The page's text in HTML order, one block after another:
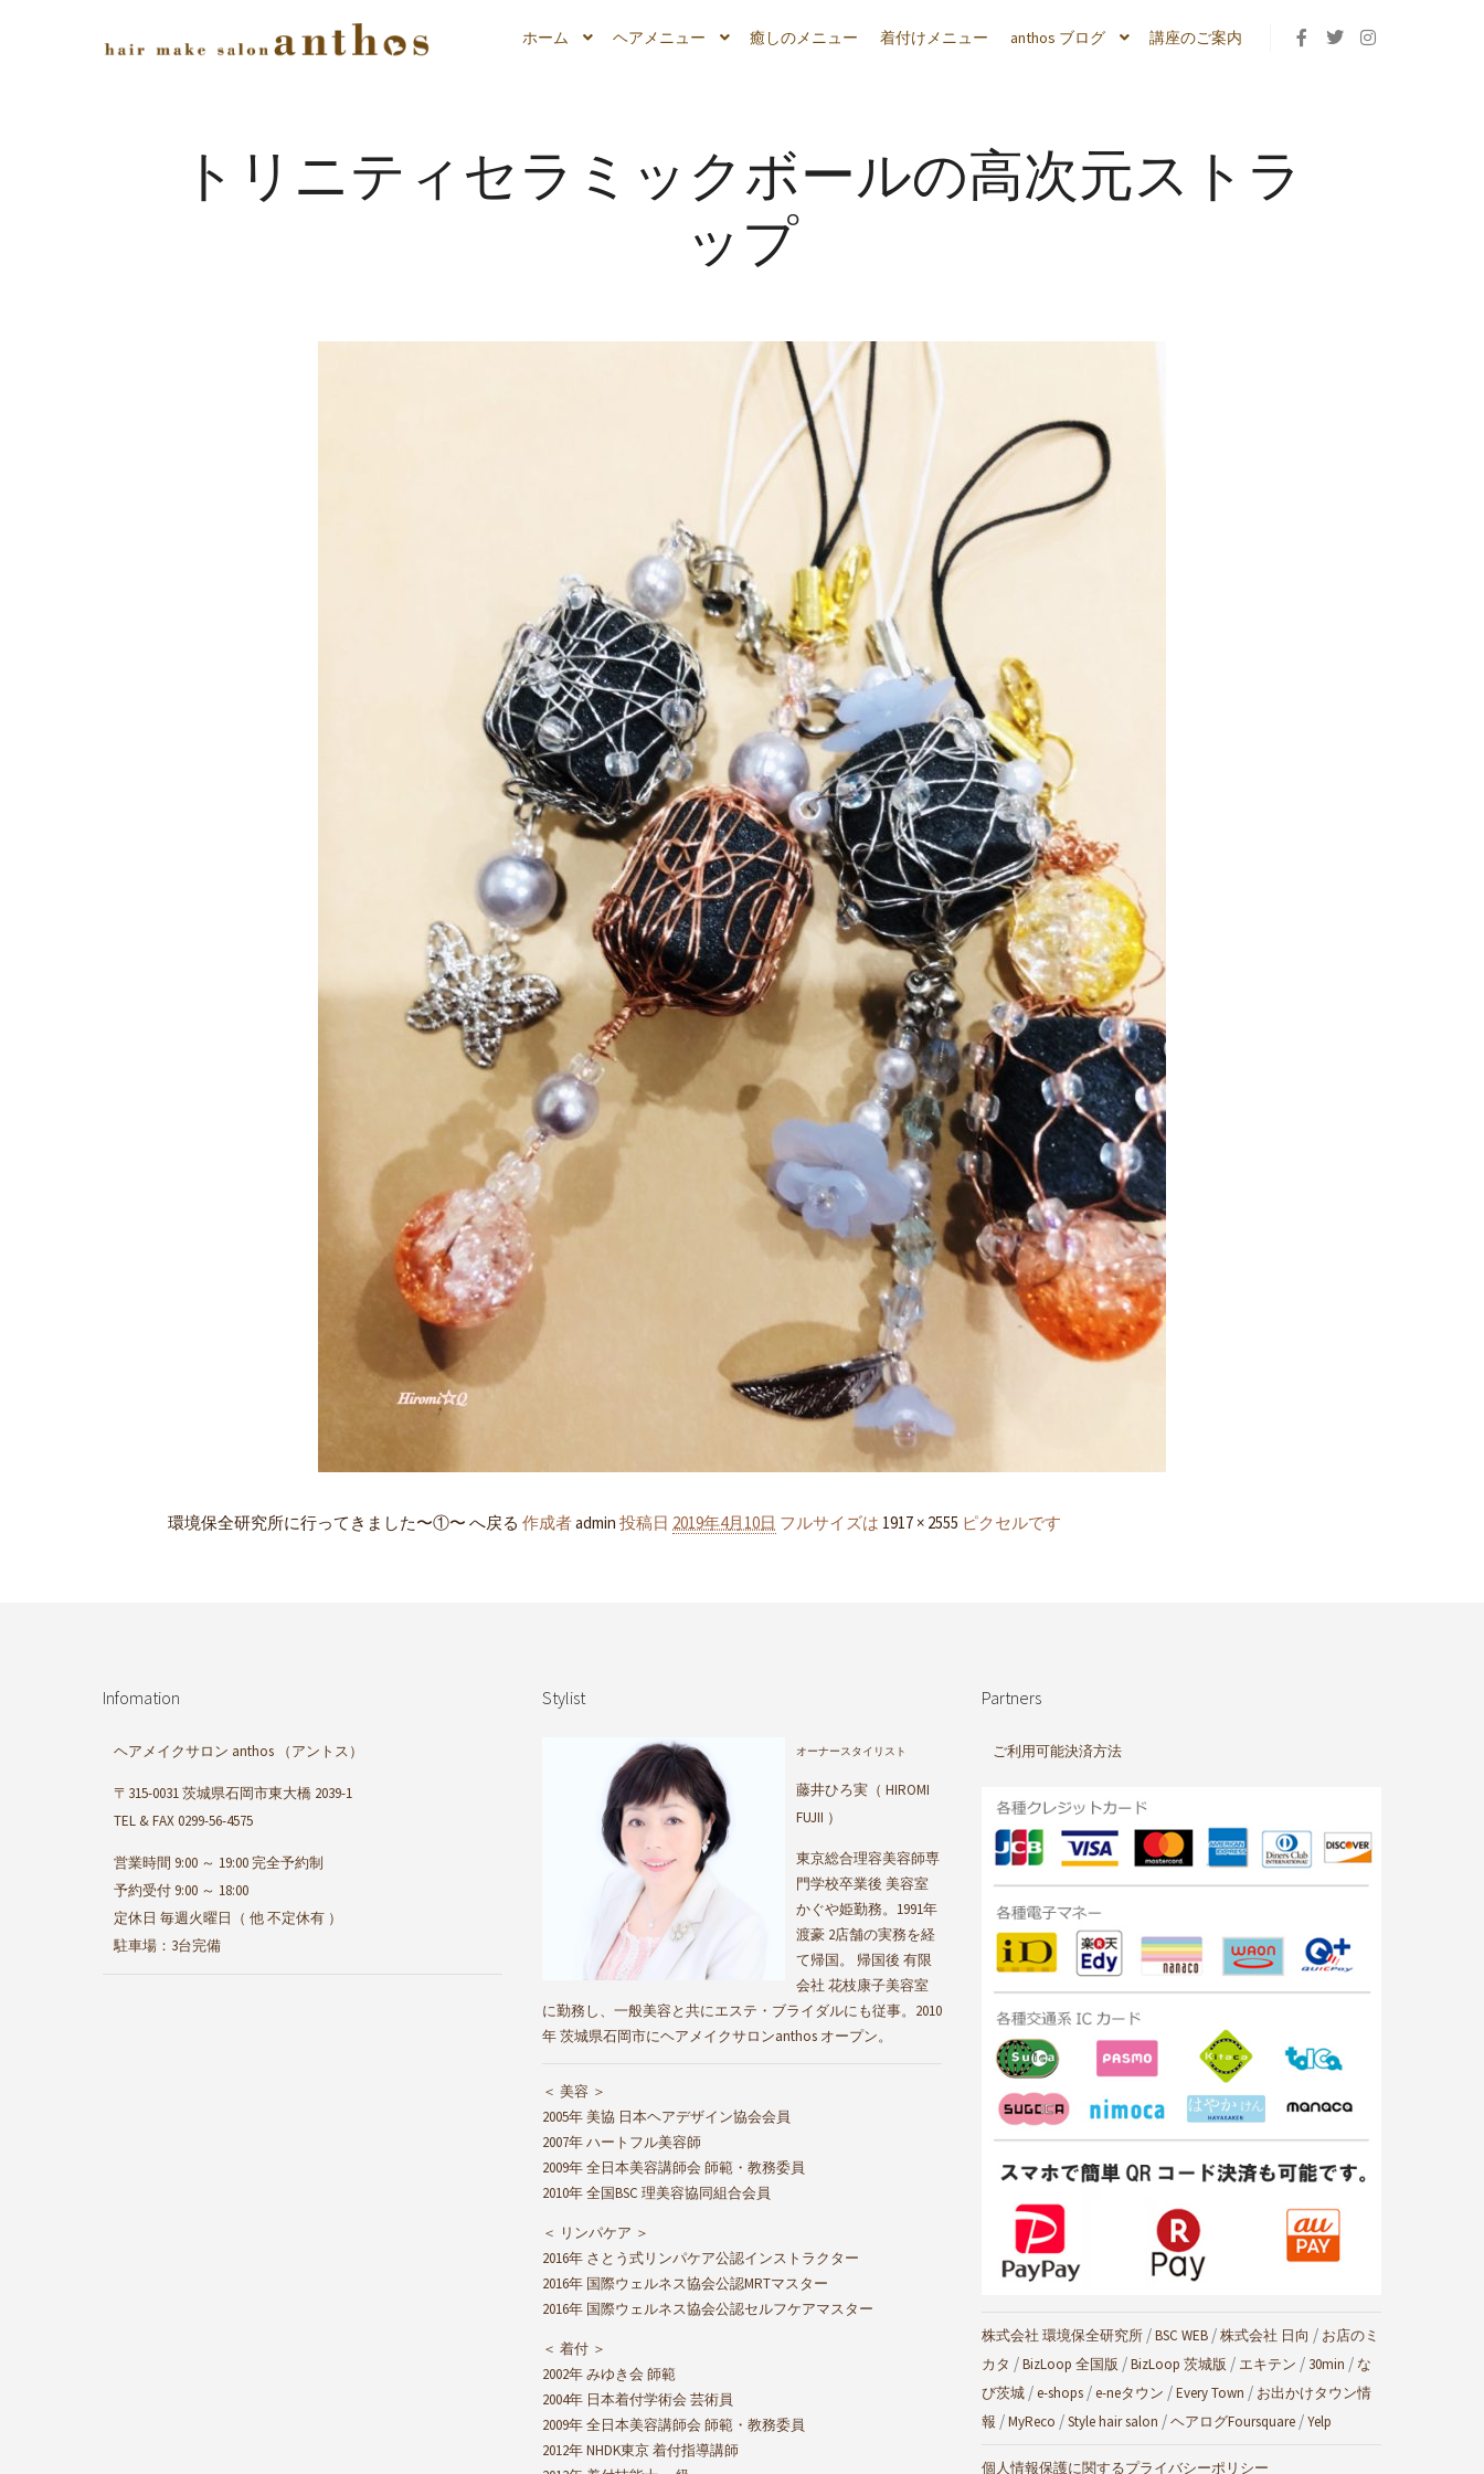
ホーム ヘアメニュー 癒しのメニュー 着付けメニュー anthos ブログ 講座のご案内
トリニティセラミックボールの高次元ストラ
ップ
環境保全研究所に行ってきました〜①〜 へ戻る 作成者admin 投稿日 2019年4月10日 フルサイズは 1917 × 2555 ピクセルです
Infomation
ヘアメイクサロン anthos （アントス）
〒315-0031 茨城県石岡市東大橋 2039-1
TEL & FAX 0299-56-4575
営業時間 9:00 ～ 19:00 完全予約制
予約受付 9:00 ～ 18:00
定休日 毎週火曜日（ 他 不定休有 ）
駐車場：3台完備
Stylist
オーナースタイリスト
藤井ひろ実（ HIROMI
FUJII ）
東京総合理容美容師専
門学校卒業後 美容室
かぐや姫勤務。1991年
渡豪 2店舗の実務を経
て帰国。 帰国後 有限
会社 花枝康子美容室
に勤務し、一般美容と共にエステ・ブライダルにも従事。2010
年 茨城県石岡市にヘアメイクサロンanthos オープン。
＜ 美容 ＞
2005年 美協 日本ヘアデザイン協会会員
2007年 ハートフル美容師
2009年 全日本美容講師会 師範・教務委員
2010年 全国BSC 理美容協同組合会員
＜ リンパケア ＞
2016年 さとう式リンパケア公認インストラクター
2016年 国際ウェルネス協会公認MRTマスター
2016年 国際ウェルネス協会公認セルフケアマスター
＜ 着付 ＞
2002年 みゆき会 師範
2004年 日本着付学術会 芸術員
2009年 全日本美容講師会 師範・教務委員
2012年 NHDK東京 着付指導講師
Partners
ご利用可能決済方法
株式会社 環境保全研究所/BSC WEB/株式会社 日向 / お店のミ
カタ /BizLoop 全国版 /BizLoop 茨城版 / エキテン / 30min / な
び茨城/e-shops/e-neタウン /Every Town / お出かけタウン情
報 /MyReco /Style hair salon /ヘアログFoursquare/Yelp
個人情報保護に関するプライバシーポリシー